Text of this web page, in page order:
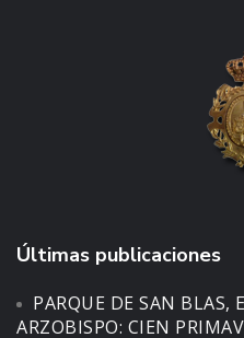
Últimas publicaciones
PARQUE DE SAN BLAS,
ARZOBISPO: CIEN